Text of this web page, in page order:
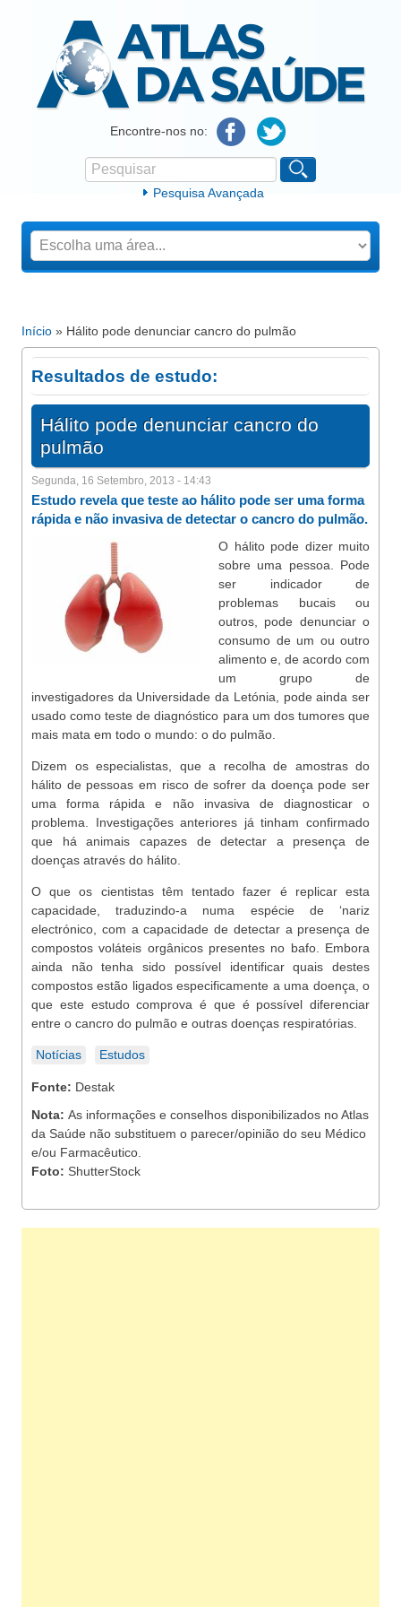
Atlas da SaúdeEncontre-nos no:
Formulário de procura
Pesquisar
Pesquisa Avançada
Está aqui
Início » Hálito pode denunciar cancro do pulmão
Resultados de estudo:
Hálito pode denunciar cancro do
pulmão
Segunda, 16 Setembro, 2013 - 14:43
Estudo revela que teste ao hálito pode ser uma forma
rápida e não invasiva de detectar o cancro do pulmão.
O hálito pode dizer muito
sobre uma pessoa. Pode
ser indicador de
problemas bucais ou
outros, pode denunciar o
consumo de um ou outro
alimento e, de acordo com
um grupo de
investigadores da Universidade da Letónia, pode ainda ser
usado como teste de diagnóstico para um dos tumores que
mais mata em todo o mundo: o do pulmão.
Dizem os especialistas, que a recolha de amostras do
hálito de pessoas em risco de sofrer da doença pode ser
uma forma rápida e não invasiva de diagnosticar o
problema. Investigações anteriores já tinham confirmado
que há animais capazes de detectar a presença de
doenças através do hálito.
O que os cientistas têm tentado fazer é replicar esta
capacidade, traduzindo-a numa espécie de ‘nariz
electrónico, com a capacidade de detectar a presença de
compostos voláteis orgânicos presentes no bafo. Embora
ainda não tenha sido possível identificar quais destes
compostos estão ligados especificamente a uma doença, o
que este estudo comprova é que é possível diferenciar
entre o cancro do pulmão e outras doenças respiratórias.
Notícias Estudos
Fonte: Destak
Nota: As informações e conselhos disponibilizados no Atlas
da Saúde não substituem o parecer/opinião do seu Médico
e/ou Farmacêutico.
Foto: ShutterStock